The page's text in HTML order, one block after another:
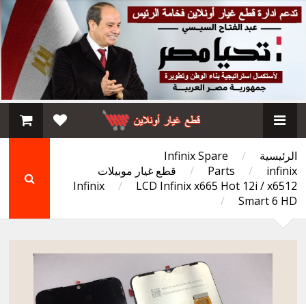
الرئيسية /
Infinix Spare
Parts
/ infinix
/
قطع غيار موبيلات
Infinix
/
LCD Infinix x665 Hot 12i / x6512
Smart 6 HD
/